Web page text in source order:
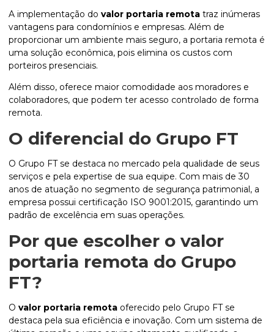
A implementação do valor portaria remota traz inúmeras
vantagens para condomínios e empresas. Além de
proporcionar um ambiente mais seguro, a portaria remota é
uma solução econômica, pois elimina os custos com
porteiros presenciais.
Além disso, oferece maior comodidade aos moradores e
colaboradores, que podem ter acesso controlado de forma
remota.
O diferencial do Grupo FT
O Grupo FT se destaca no mercado pela qualidade de seus
serviços e pela expertise de sua equipe. Com mais de 30
anos de atuação no segmento de segurança patrimonial, a
empresa possui certificação ISO 9001:2015, garantindo um
padrão de excelência em suas operações.
Por que escolher o valor
portaria remota do Grupo
FT?
O valor portaria remota oferecido pelo Grupo FT se
destaca pela sua eficiência e inovação. Com um sistema de